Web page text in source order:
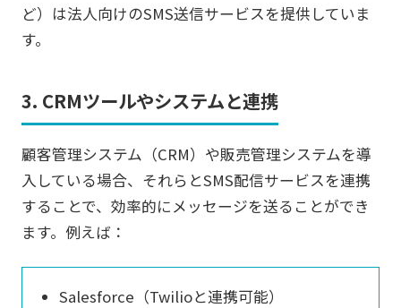
ど）は法人向けのSMS送信サービスを提供していま
す。
3. CRMツールやシステムと連携
顧客管理システム（CRM）や販売管理システムを導
入している場合、それらとSMS配信サービスを連携
することで、効率的にメッセージを送ることができ
ます。例えば：
Salesforce（Twilioと連携可能）